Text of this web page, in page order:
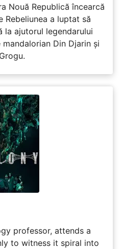
Nouă Republică încearcă
Rebeliunea a luptat să
la ajutorul legendarului
Din Djarin și
professor, attends a
to witness it spiral into